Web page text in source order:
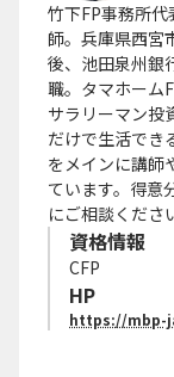
竹下FP事務所
師。兵庫県西宮
後、池田泉州銀
職。タマホーム
サラリーマン投
だけで生活でき
をメインに講師
ています。得意
にご相談くださ
資格情報
CFP
HP
https://mbp-